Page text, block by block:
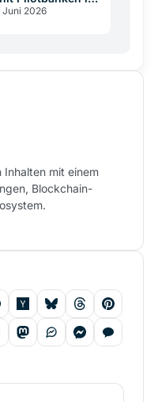
Juni 2026
mit einem
Blockchain-